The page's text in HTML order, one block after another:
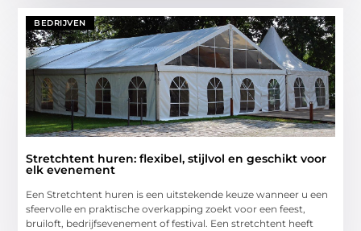
BEDRIJVEN
Stretchtent huren: flexibel, stijlvol en geschikt voor
elk evenement
Een Stretchtent huren is een uitstekende keuze wanneer u een
sfeervolle en praktische overkapping zoekt voor een feest,
bruiloft, bedrijfsevenement of festival. Een stretchtent heeft